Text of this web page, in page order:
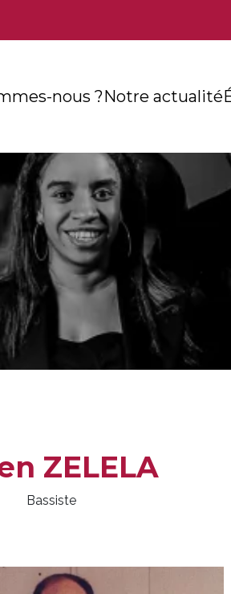
nous ?Notre actualité
ZELELA
Bassiste